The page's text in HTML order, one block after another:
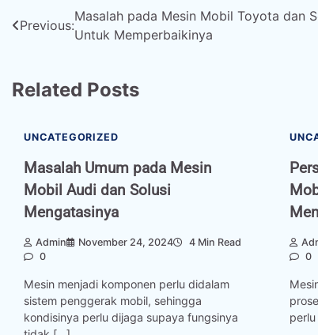
Post
navigation
Previous:
Masalah pada Mesin Mobil Toyota dan
Untuk Memperbaikinya
Related Posts
UNCATEGORIZED
Masalah Umum pada Mesin
Mobil Audi dan Solusi
Mengatasinya
Admin November 24, 2024
4 Min Read
0
Mesin menjadi komponen perlu didalam
sistem penggerak mobil, sehingga
kondisinya perlu dijaga supaya fungsinya
0